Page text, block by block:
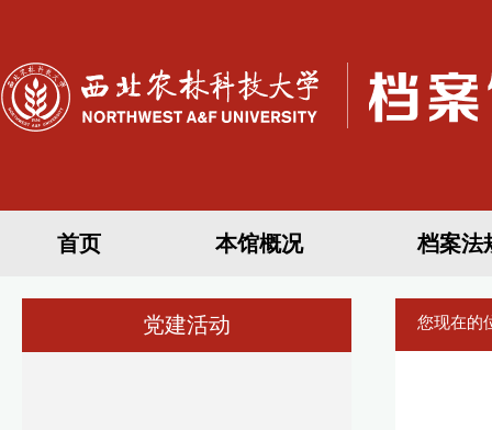
首页 本馆概况 档案法
党建活动 您现在的